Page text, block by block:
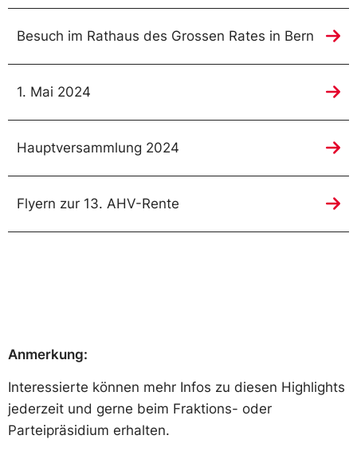
Besuch im Rathaus des Grossen Rates in Bern
1. Mai 2024
Hauptversammlung 2024
Flyern zur 13. AHV-Rente
Anmerkung:
Interessierte können mehr Infos zu diesen Highlights
jederzeit und gerne beim Fraktions- oder
Parteipräsidium erhalten.